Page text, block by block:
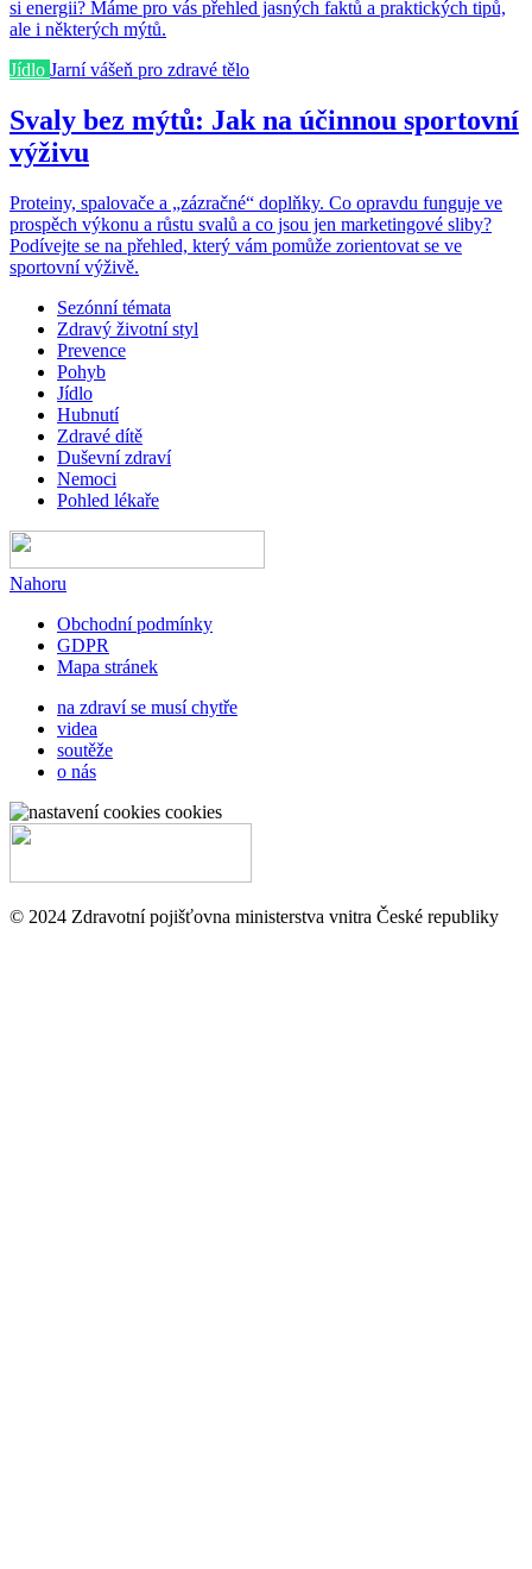
si energii? Máme pro vás přehled jasných faktů a praktických tipů,
ale i některých mýtů.
Jídlo Jarní vášeň pro zdravé tělo
Svaly bez mýtů: Jak na účinnou sportovní
výživu
Proteiny, spalovače a „zázračné“ doplňky. Co opravdu funguje ve
prospěch výkonu a růstu svalů a co jsou jen marketingové sliby?
Podívejte se na přehled, který vám pomůže zorientovat se ve
sportovní výživě.
Sezónní témata
Zdravý životní styl
Prevence
Pohyb
Jídlo
Hubnutí
Zdravé dítě
Duševní zdraví
Nemoci
Pohled lékaře
Nahoru
Obchodní podmínky
GDPR
Mapa stránek
na zdraví se musí chytře
videa
soutěže
o nás
cookies
© 2024 Zdravotní pojišťovna ministerstva vnitra České republiky